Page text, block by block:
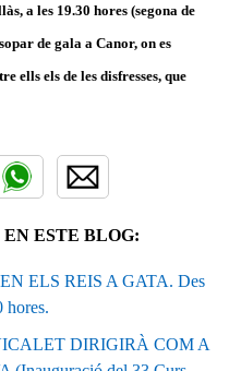
a les 19.30 hores (segona de
de gala a Canor, on es
ells els de les disfresses, que
ESTE BLOG:
ELS REIS A GATA. Des
hores.
DIRIGIRÀ COM A